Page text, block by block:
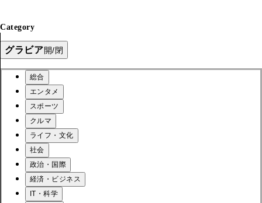
Category
グラビア開/閉
総合
エンタメ
スポーツ
クルマ
ライフ・文化
社会
政治・国際
経済・ビジネス
IT・科学